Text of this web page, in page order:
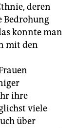
deren
Bedrohung
konnte man
mit den
ihre
viele
über